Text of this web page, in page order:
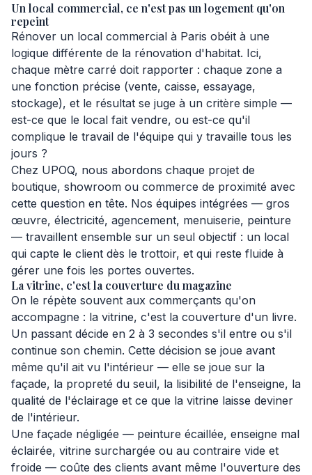
Un local commercial, ce n'est pas un logement qu'on
repeint
Rénover un local commercial à Paris obéit à une
logique différente de la rénovation d'habitat. Ici,
chaque mètre carré doit rapporter : chaque zone a
une fonction précise (vente, caisse, essayage,
stockage), et le résultat se juge à un critère simple —
est-ce que le local fait vendre, ou est-ce qu'il
complique le travail de l'équipe qui y travaille tous les
jours ?
Chez UPOQ, nous abordons chaque projet de
boutique, showroom ou commerce de proximité avec
cette question en tête. Nos équipes intégrées — gros
œuvre, électricité, agencement, menuiserie, peinture
— travaillent ensemble sur un seul objectif : un local
qui capte le client dès le trottoir, et qui reste fluide à
gérer une fois les portes ouvertes.
La vitrine, c'est la couverture du magazine
On le répète souvent aux commerçants qu'on
accompagne : la vitrine, c'est la couverture d'un livre.
Un passant décide en 2 à 3 secondes s'il entre ou s'il
continue son chemin. Cette décision se joue avant
même qu'il ait vu l'intérieur — elle se joue sur la
façade, la propreté du seuil, la lisibilité de l'enseigne, la
qualité de l'éclairage et ce que la vitrine laisse deviner
de l'intérieur.
Une façade négligée — peinture écaillée, enseigne mal
éclairée, vitrine surchargée ou au contraire vide et
froide — coûte des clients avant même l'ouverture des